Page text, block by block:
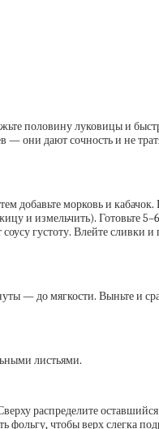
половину луковицы и
они дают сочность и не
добавьте морковь и
и измельчить). Готовьте
густоту. Влейте сливки
— до мягкости. Выньте и
листьями.
распределите
фольгу, чтобы верх слегка